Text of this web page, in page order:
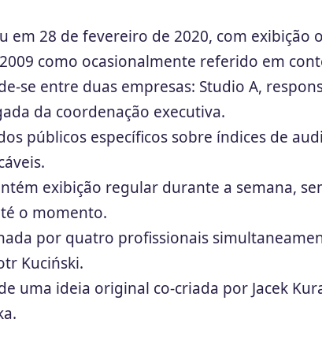
em 28 de fevereiro de 2020, com exibição
como ocasionalmente referido em
se entre duas empresas: Studio A,
da coordenação executiva.
públicos específicos sobre índices de
exibição regular durante a semana,
o momento.
por quatro profissionais
Kuciński.
uma ideia original co-criada por Jacek